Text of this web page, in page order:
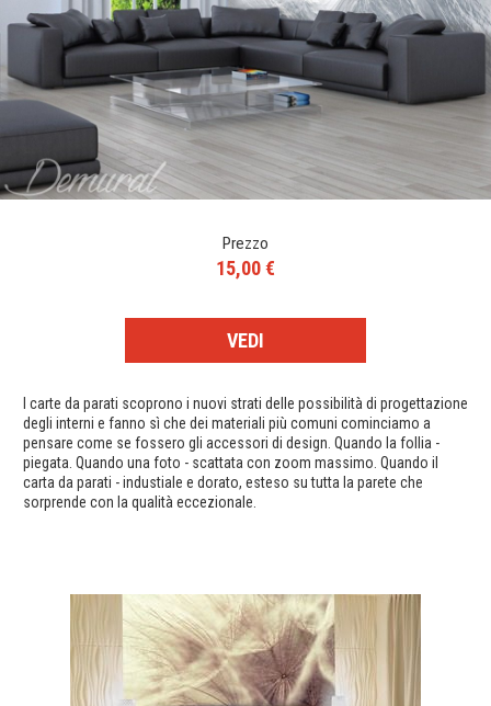
Prezzo
15,00 €
VEDI
I carte da parati scoprono i nuovi strati delle possibilità di progettazione
degli interni e fanno sì che dei materiali più comuni cominciamo a
pensare come se fossero gli accessori di design. Quando la follia -
piegata. Quando una foto - scattata con zoom massimo. Quando il
carta da parati - industiale e dorato, esteso su tutta la parete che
sorprende con la qualità eccezionale.